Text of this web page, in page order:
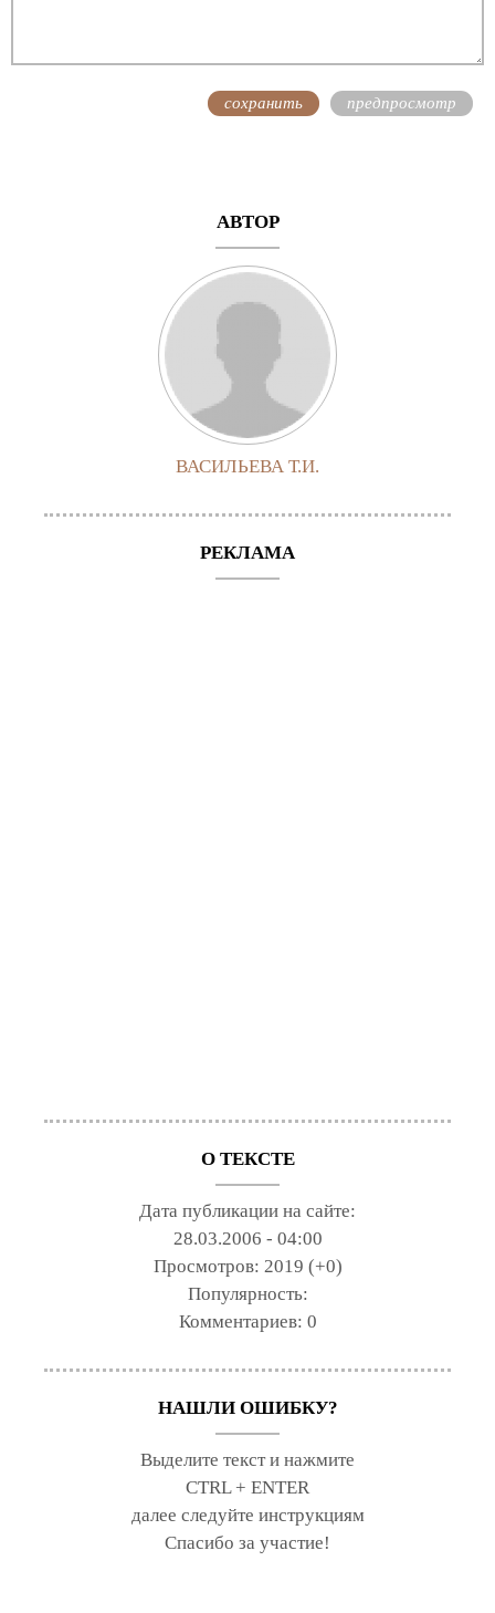
АВТОР
ВАСИЛЬЕВА Т.И.
РЕКЛАМА
О ТЕКСТЕ
Дата публикации на сайте:
28.03.2006 - 04:00
Просмотров: 2019 (+0)
Популярность:
Комментариев: 0
НАШЛИ ОШИБКУ?
Выделите текст и нажмите
CTRL + ENTER
далее следуйте инструкциям
Спасибо за участие!